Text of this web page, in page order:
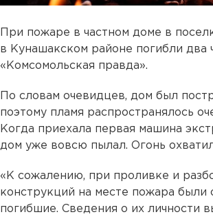
При пожаре в частном доме в
в Кунашакском районе погибли два
«Комсомольская правда».
По словам очевидцев, дом был
поэтому пламя распространялось
Когда приехала первая машина
дом уже вовсю пылал. Огонь
«К сожалению, при проливке и
конструкций на месте пожара были
погибшие. Сведения о их личности